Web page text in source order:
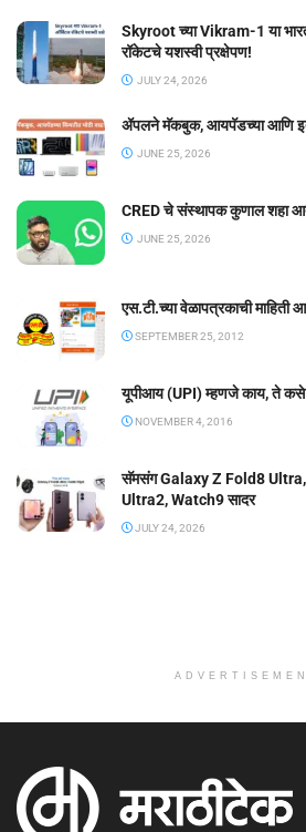
Skyroot च्या Vikram-1 या
रॉकेटचे यशस्वी प्रक्षेपण!
JULY 24, 2026
ॲपलने मॅकबुक, आयपॅडच्या आणि
JUNE 25, 2026
CRED चे संस्थापक कुणाल शहा
JUNE 25, 2026
एस.टी.च्या वेळापत्रकाची माहिती
SEPTEMBER 25, 2012
यूपीआय (UPI) म्हणजे काय, ते कसे
NOVEMBER 4, 2016
सॅमसंग Galaxy Z Fold8
Ultra2, Watch9 सादर
JULY 24, 2026